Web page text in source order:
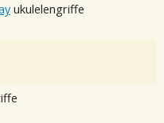
ukulelengriffe